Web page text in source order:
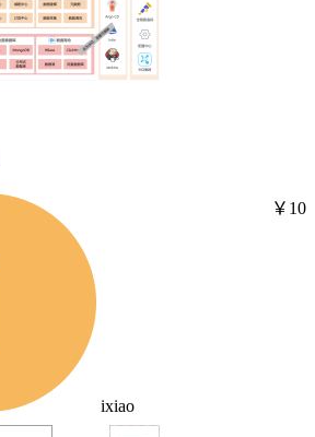
ixiao
￥10